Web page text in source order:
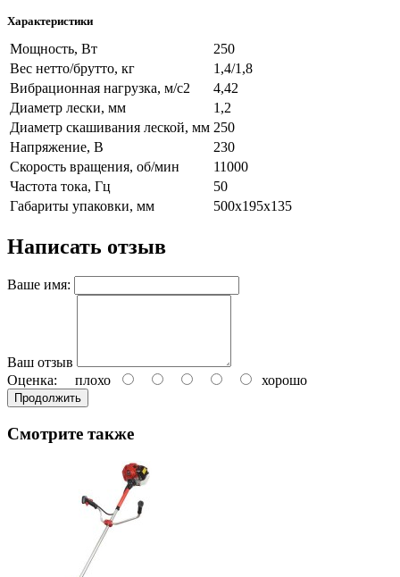
Характеристики
Мощность, Вт
250
Вес нетто/брутто, кг
1,4/1,8
Вибрационная нагрузка, м/c2
4,42
Диаметр лески, мм
1,2
Диаметр скашивания леской, мм 250
Напряжение, В
230
Скорость вращения, об/мин
11000
Частота тока, Гц
50
Габариты упаковки, мм
500х195х135
Написать отзыв
Ваше имя:
Ваш отзыв
Оценка: плохо хорошо
Продолжить
Смотрите также